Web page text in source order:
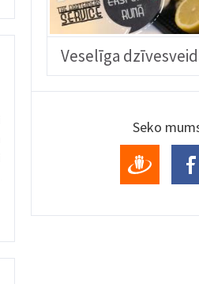
Veselīga
Seko